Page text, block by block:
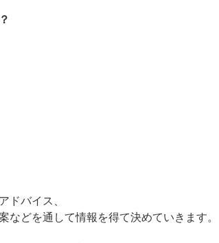
ドバイス、
などを通して情報を得て決めていきます。